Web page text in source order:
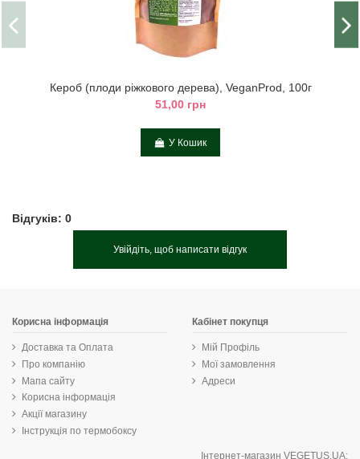
Кероб (плоди ріжкового дерева), VeganProd, 100г
51,00 грн
У Кошик
Відгуків: 0
Увійдіть, щоб написати відгук
Корисна інформація
Доставка та Оплата
Про компанію
Мапа сайту
Корисна інформація
Акції магазину
Інструкція по термобоксу
Кабінет покупця
Мій Профіль
Мої замовлення
Адреси
Інтернет-магазин VEGETUS.UA: